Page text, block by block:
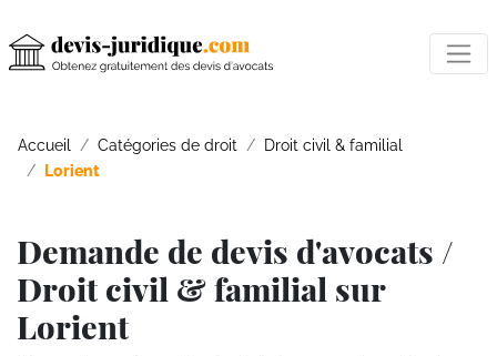
Accueil Catégories de droit
Droit civil & familial
Lorient
Demande de devis d'avocats /
Droit civil & familial sur
Lorient